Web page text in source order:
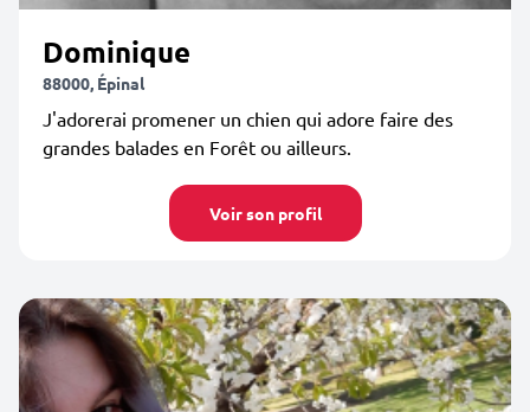
Dominique
88000, Épinal
J'adorerai promener un chien qui adore faire des
grandes balades en Forêt ou ailleurs.
Voir son profil